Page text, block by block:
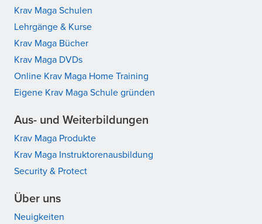
Krav Maga Schulen
Lehrgänge & Kurse
Krav Maga Bücher
Krav Maga DVDs
Online Krav Maga Home Training
Eigene Krav Maga Schule gründen
Aus- und Weiterbildungen
Krav Maga Produkte
Krav Maga Instruktorenausbildung
Security & Protect
Über uns
Neuigkeiten